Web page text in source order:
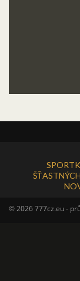
© 2026 777cz.eu -